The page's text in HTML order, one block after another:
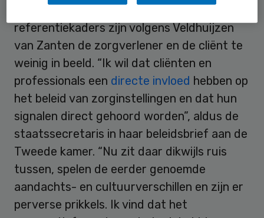
referentiekaders zijn volgens Veldhuijzen
van Zanten de zorgverlener en de cliënt te
weinig in beeld. “Ik wil dat cliënten en
professionals een directe invloed hebben op
het beleid van zorginstellingen en dat hun
signalen direct gehoord worden”, aldus de
staatssecretaris in haar beleidsbrief aan de
Tweede kamer. “Nu zit daar dikwijls ruis
tussen, spelen de eerder genoemde
aandachts- en cultuurverschillen en zijn er
perverse prikkels. Ik vind dat het